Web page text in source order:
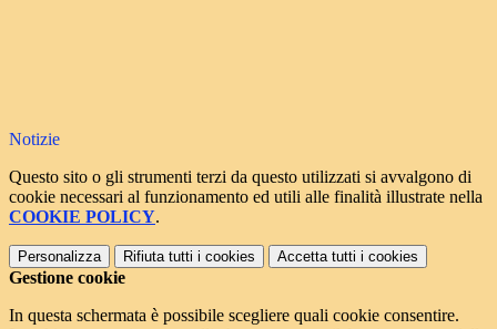
Notizie
Questo sito o gli strumenti terzi da questo utilizzati si avvalgono di
cookie necessari al funzionamento ed utili alle finalità illustrate nella
COOKIE POLICY.
Personalizza Rifiuta tutti i cookies Accetta tutti i cookies
Gestione cookie
In questa schermata è possibile scegliere quali cookie consentire.